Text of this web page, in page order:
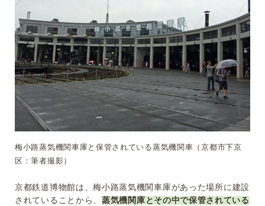
梅小路蒸気機関車庫と保管されている蒸気機関車（京都市下京
区：筆者撮影）
京都鉄道博物館は、梅小路蒸気機関車庫があった場所に建設
されていることから、 蒸気機関庫とその中で保管されている